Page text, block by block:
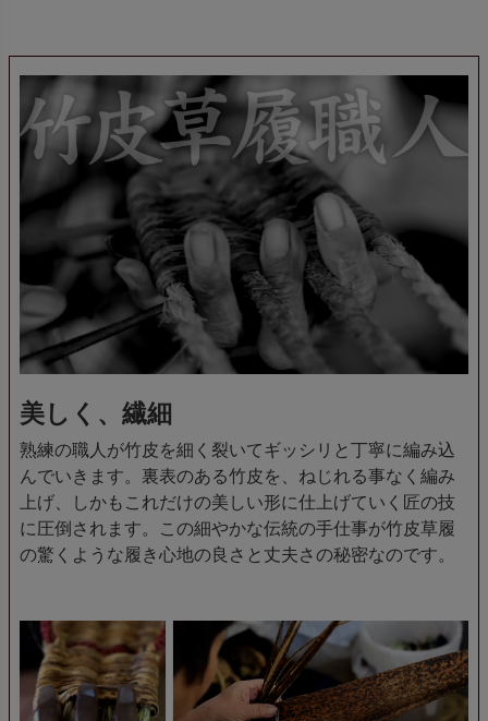
美しく、繊細
熟練の職人が竹皮を細く裂いてギッシリと丁寧に編み込
んでいきます。裏表のある竹皮を、ねじれる事なく編み
上げ、しかもこれだけの美しい形に仕上げていく匠の技
に圧倒されます。この細やかな伝統の手仕事が竹皮草履
の驚くような履き心地の良さと丈夫さの秘密なのです。